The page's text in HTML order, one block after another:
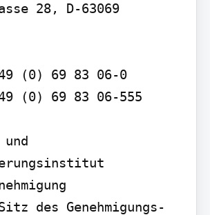
28, D-63069
(0) 69 83 06-0
(0) 69 83 06-555
des Genehmigungs-